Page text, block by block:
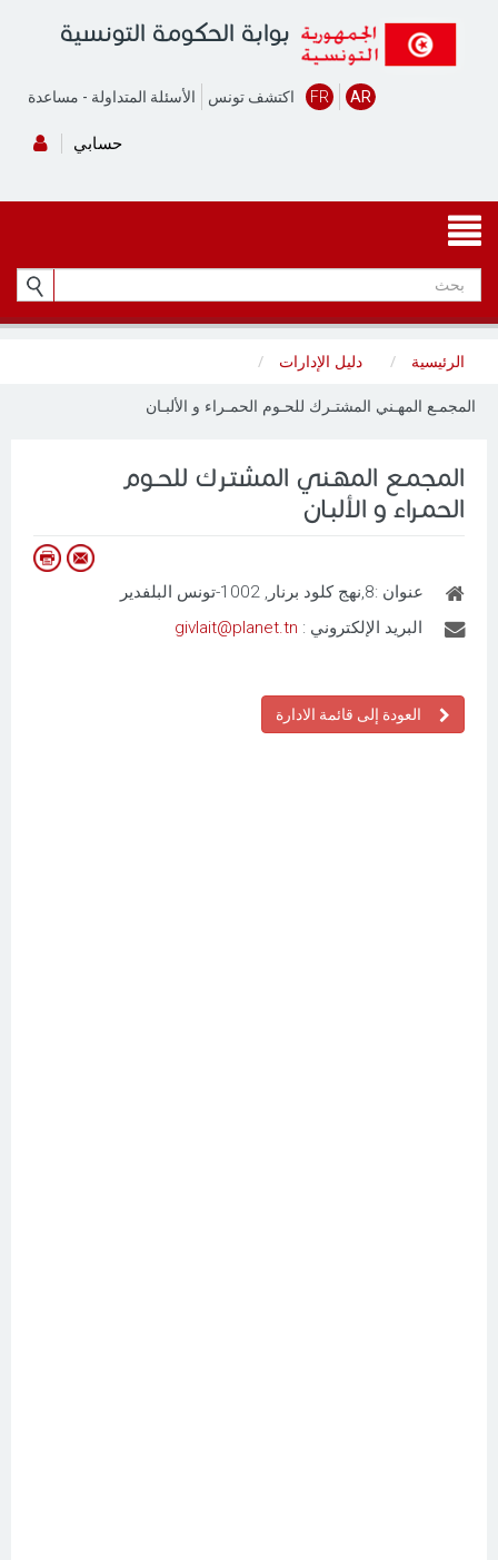
بوابة الحكومة التونسية
الأسئلة المتداولة - مساعدة اكتشف تونس FR AR
حسابي
الرئيسية دليل الإدارات
المجمـع المهـني المشتـرك للحـوم الحمـراء و الألبـان
المجمـع المهـني المشتـرك للحـوم
الحمـراء و الألبـان
عنوان :8,نهج كلود برنار, 1002-تونس البلفدير
البريد الإلكتروني : givlait@planet.tn
العودة إلى قائمة الادارة